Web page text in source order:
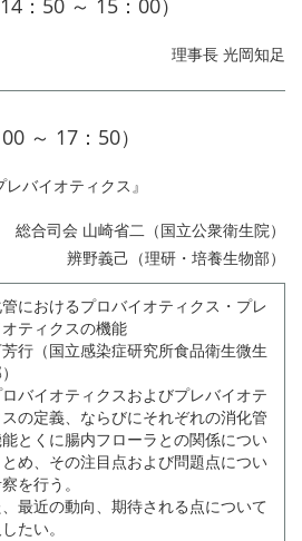
：50 ～ 15：00）
理事長 光岡知足
～ 17：50）
バイオティクス』
総合司会 山崎省二（国立公衆衛生院）
辨野義己（理研・培養生物部）
におけるプロバイオティクス・プレ
ティクスの機能
行（国立感染症研究所食品衛生微生
ロバイオティクスおよびプレバイオテ
スの定義、ならびにそれぞれの消化管
とくに腸内フローラとの関係につい
め、その注目点および問題点につい
を行う。
、最近の動向、期待される点について
たい。